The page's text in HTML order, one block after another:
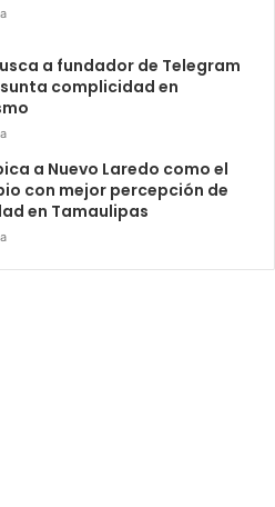
a fundador de Telegram
complicidad en
a Nuevo Laredo como el
con mejor percepción de
en Tamaulipas